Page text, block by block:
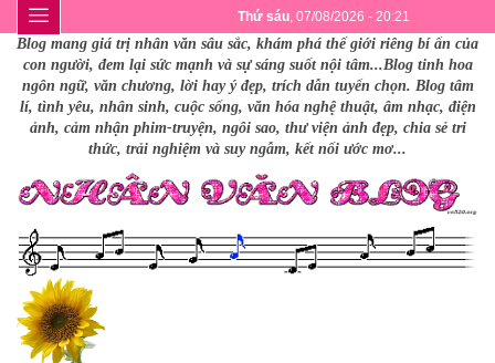
Thứ sáu, 07/08/2026 - 20:21
Blog mang giá trị nhân văn sâu sắc, khám phá thế giới riêng bí ẩn của
con người, đem lại sức mạnh và sự sáng suốt nội tâm...Blog tinh hoa
ngôn ngữ, văn chương, lời hay ý đẹp, trích dẫn tuyển chọn. Blog tâm
lí, tình yêu, nhân sinh, cuộc sống, văn hóa nghệ thuật, âm nhạc, điện
ảnh, cảm nhận phim-truyện, ngôi sao, thư viện ảnh đẹp, chia sẻ tri
thức, trải nghiệm và suy ngẫm, kết nối ước mơ...